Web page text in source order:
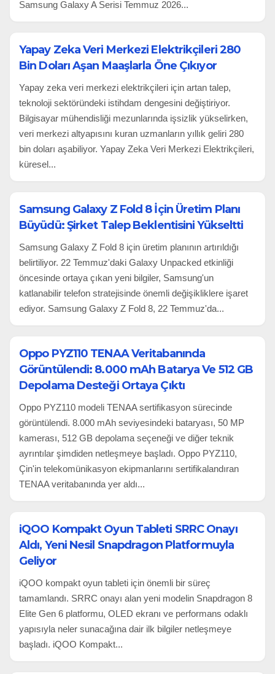
Samsung Galaxy A Serisi Temmuz 2026...
Yapay Zeka Veri Merkezi Elektrikçileri 280
Bin Doları Aşan Maaşlarla Öne Çıkıyor
Yapay zeka veri merkezi elektrikçileri için artan talep,
teknoloji sektöründeki istihdam dengesini değiştiriyor.
Bilgisayar mühendisliği mezunlarında işsizlik yükselirken,
veri merkezi altyapısını kuran uzmanların yıllık geliri 280
bin doları aşabiliyor. Yapay Zeka Veri Merkezi Elektrikçileri,
küresel...
Samsung Galaxy Z Fold 8 İçin Üretim Planı
Büyüdü: Şirket Talep Beklentisini Yükseltti
Samsung Galaxy Z Fold 8 için üretim planının artırıldığı
belirtiliyor. 22 Temmuz'daki Galaxy Unpacked etkinliği
öncesinde ortaya çıkan yeni bilgiler, Samsung'un
katlanabilir telefon stratejisinde önemli değişikliklere işaret
ediyor. Samsung Galaxy Z Fold 8, 22 Temmuz'da...
Oppo PYZ110 TENAA Veritabanında
Görüntülendi: 8.000 mAh Batarya Ve 512 GB
Depolama Desteği Ortaya Çıktı
Oppo PYZ110 modeli TENAA sertifikasyon sürecinde
görüntülendi. 8.000 mAh seviyesindeki bataryası, 50 MP
kamerası, 512 GB depolama seçeneği ve diğer teknik
ayrıntılar şimdiden netleşmeye başladı. Oppo PYZ110,
Çin'in telekomünikasyon ekipmanlarını sertifikalandıran
TENAA veritabanında yer aldı...
iQOO Kompakt Oyun Tableti SRRC Onayı
Aldı, Yeni Nesil Snapdragon Platformuyla
Geliyor
iQOO kompakt oyun tableti için önemli bir süreç
tamamlandı. SRRC onayı alan yeni modelin Snapdragon 8
Elite Gen 6 platformu, OLED ekranı ve performans odaklı
yapısıyla neler sunacağına dair ilk bilgiler netleşmeye
başladı. iQOO Kompakt...